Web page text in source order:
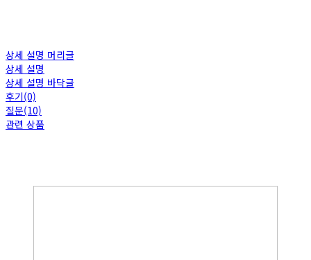
상세 설명 머리글
상세 설명
상세 설명 바닥글
후기(0)
질문(10)
관련 상품